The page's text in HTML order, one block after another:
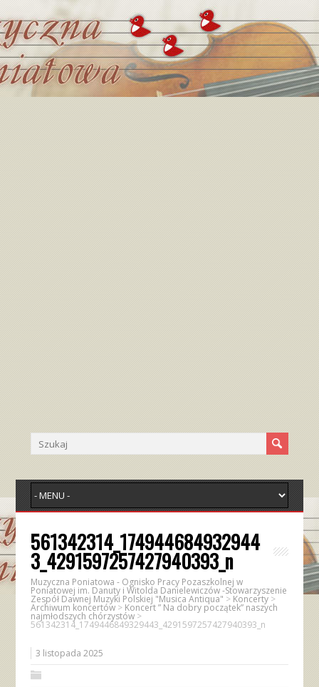
561342314_174944684932944
3_4291597257427940393_n
Muzyczna Poniatowa - Ognisko Pracy Pozaszkolnej w
Poniatowej im. Danuty i Witolda Danielewiczów -Stowarzyszenie
Zespół Dawnej Muzyki Polskiej "Musica Antiqua" > Koncerty>
Archiwum koncertów> Koncert ” Na dobry początek” naszych
najmłodszych chórzystów>
561342314_1749446849329443_4291597257427940393_n
3 listopada 2025